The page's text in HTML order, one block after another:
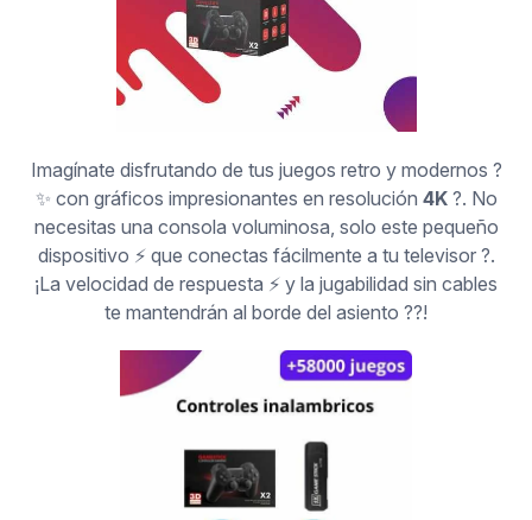
Imagínate disfrutando de tus juegos retro y modernos ?
✨ con gráficos impresionantes en resolución 4K?️. No
necesitas una consola voluminosa, solo este pequeño
dispositivo ⚡ que conectas fácilmente a tu televisor ?️.
¡La velocidad de respuesta ⚡ y la jugabilidad sin cables
te mantendrán al borde del asiento ??️!